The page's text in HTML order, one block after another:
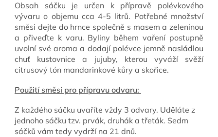
Obsah sáčku je určen k přípravě polévkového
vývaru o objemu cca 4-5 litrů. Potřebné množství
směsi dejte do hrnce společně s masem a zeleninou
a přiveďte k varu. Byliny během vaření postupně
uvolní své aroma a dodají polévce jemně nasládlou
chuť kustovnice a jujuby, kterou vyváží svěží
citrusový tón mandarinkové kůry a skořice.
Použití směsi pro přípravu odvaru:
Z každého sáčku uvaříte vždy 3 odvary. Uděláte z
jednoho sáčku tzv. prvák, druhák a třeťák. Sedm
sáčků vám tedy vydrží na 21 dnů.